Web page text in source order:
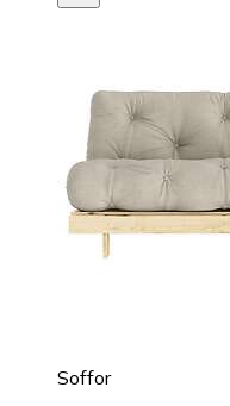
Soffor